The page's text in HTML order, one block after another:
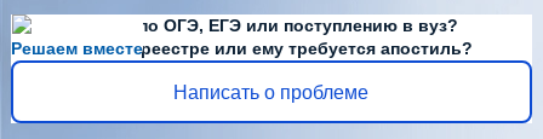
Решаем вместе
Есть вопросы по ОГЭ, ЕГЭ или поступлению в вуз?
Диплома нет в реестре или ему требуется апостиль?
Написать о проблеме